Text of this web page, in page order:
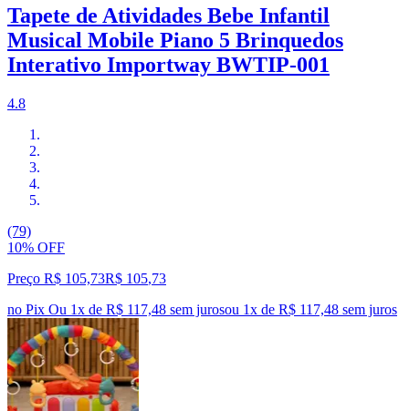
Tapete de Atividades Bebe Infantil
Musical Mobile Piano 5 Brinquedos
Interativo Importway BWTIP-001
4.8
(79)
10% OFF
Preço R$ 105,73R$ 105,73
no Pix Ou 1x de R$ 117,48 sem jurosou 1x de R$ 117,48 sem juros